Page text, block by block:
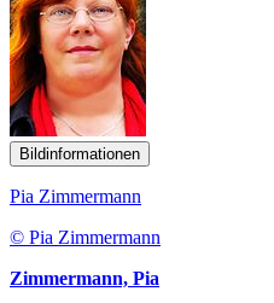
Bildinformationen
Pia Zimmermann
© Pia Zimmermann
Zimmermann, Pia